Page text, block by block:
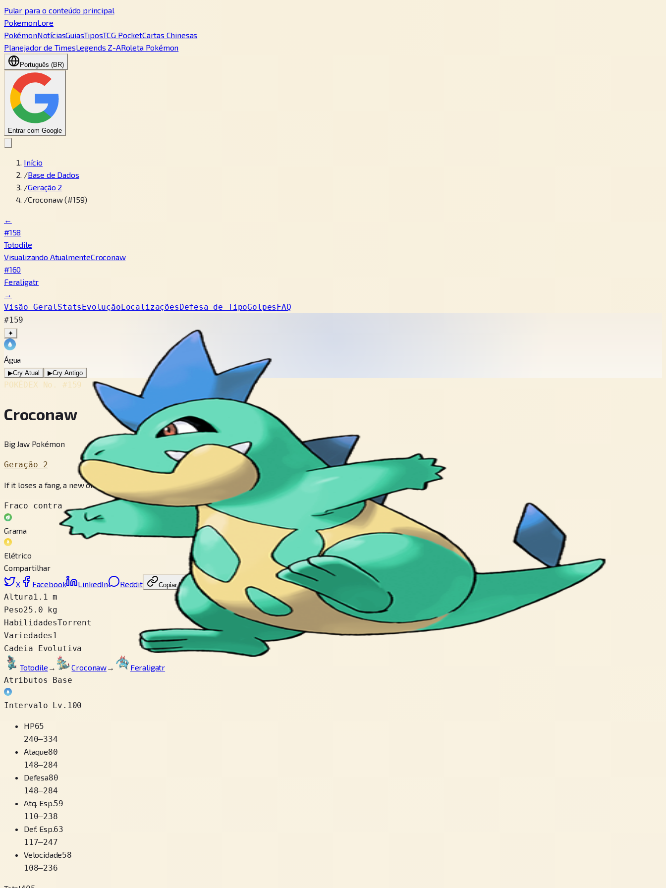
Pular para o conteúdo principal
PokemonLore
PokémonNotíciasGuiasTiposTCG PocketCartas Chinesas
Planejador de TimesLegends Z-ARoleta Pokémon
Português (BR)
Entrar com Google
Início
/Base de Dados
/Geração 2
/Croconaw (#159)
←
#158
Totodile
Visualizando AtualmenteCroconaw
#160
Feraligatr
→
Visão GeralStatsEvoluçãoLocalizaçõesDefesa de TipoGolpesFAQ
#159
✦
Água
▶Cry Atual ▶Cry Antigo
POKÉDEX No. #159
Croconaw
Big Jaw Pokémon
Geração 2
If it loses a fang, a new one grows back in its place. There are always 48 fangs lining its mouth.
Fraco contra
Grama
Elétrico
Compartilhar
X
Facebook LinkedIn Reddit Copiar link
Altura1.1 m
Peso25.0 kg
HabilidadesTorrent
Variedades 1
Cadeia Evolutiva
Totodile → Croconaw→
Feraligatr
Atributos Base
Intervalo Lv.100
HP65
240–334
Ataque80
148–284
Defesa80
148–284
Atq. Esp.59
110–238
Def. Esp.63
117–247
Velocidade58
108–236